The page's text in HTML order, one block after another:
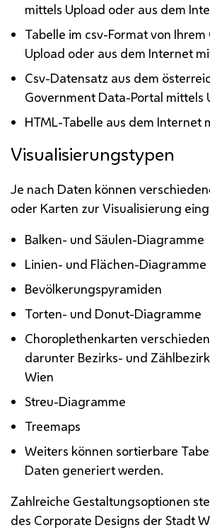
mittels Upload oder aus dem
Tabelle im csv-Format von
Upload oder aus dem Internet
Csv-Datensatz aus dem
Government Data-Portal mittels
HTML-Tabelle aus dem Internet
Visualisierungstypen
Je nach Daten können
oder Karten zur Visualisierung
Balken- und Säulen-Diagramme
Linien- und Flächen-Diagramme
Bevölkerungspyramiden
Torten- und Donut-Diagramme
Choroplethenkarten
darunter Bezirks- und
Wien
Streu-Diagramme
Treemaps
Weiters können sortierbare
Daten generiert werden.
Zahlreiche Gestaltungsoptionen
des Corporate Designs der Stadt